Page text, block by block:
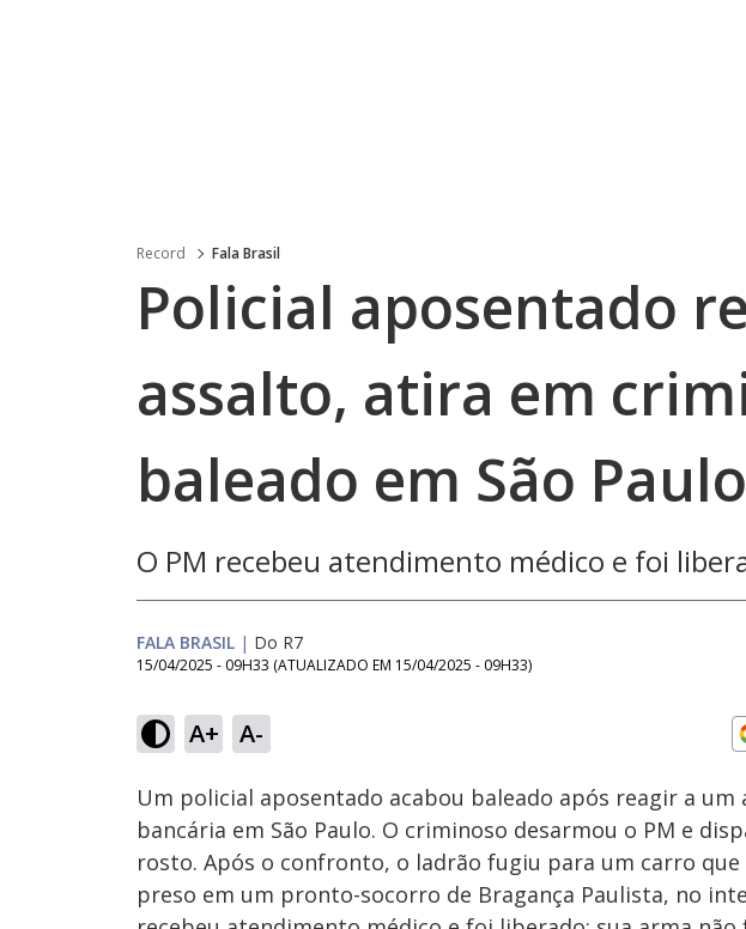
Record Fala Brasil
Policial aposentado
assalto, atira em
baleado em São Paulo
O PM recebeu atendimento médico e foi
FALA BRASIL | Do R7
15/04/2025 - 09H33 (ATUALIZADO EM 15/04/2025 - 09H33)
A+ A-
Ativar
Som
Um policial aposentado acabou baleado após reagir a um
bancária em São Paulo. O criminoso desarmou o PM e
rosto. Após o confronto, o ladrão fugiu para um carro
preso em um pronto-socorro de Bragança Paulista, no